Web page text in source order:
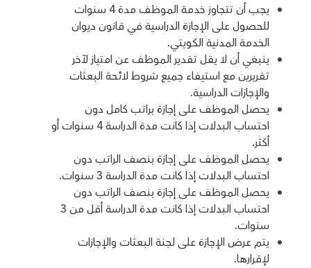
يجب أن تتجاوز خدمة الموظف مدة 4 سنوات
للحصول على الإجازة الدراسية في قانون ديوان
الخدمة المدنية الكويتي.
ينبغي أن لا يقل تقدير الموظف عن امتياز لآخر
تقريرين مع استيفاء جميع شروط لائحة البعثات
والإجازات الدراسية.
يحصل الموظف على إجازة براتب كامل دون
احتساب البدلات إذا كانت مدة الدراسة 4 سنوات أو
أكثر.
يحصل الموظف على إجازة بنصف الراتب دون
احتساب البدلات إذا كانت مدة الدراسة 3 سنوات.
يحصل الموظف على إجازة بنصف الراتب دون
احتساب البدلات إذا كانت مدة الدراسة أقل من 3
سنوات.
يتم عرض الإجازة على لجنة البعثات والإجازات
لإقرارها.